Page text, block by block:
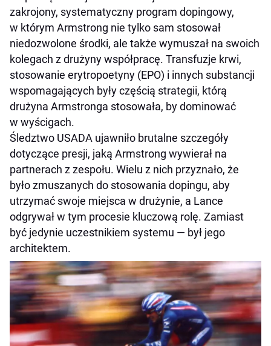
zakrojony, systematyczny program dopingowy,
w którym Armstrong nie tylko sam stosował
niedozwolone środki, ale także wymuszał na swoich
kolegach z drużyny współpracę. Transfuzje krwi,
stosowanie erytropoetyny (EPO) i innych substancji
wspomagających były częścią strategii, którą
drużyna Armstronga stosowała, by dominować
w wyścigach.
Śledztwo USADA ujawniło brutalne szczegóły
dotyczące presji, jaką Armstrong wywierał na
partnerach z zespołu. Wielu z nich przyznało, że
było zmuszanych do stosowania dopingu, aby
utrzymać swoje miejsca w drużynie, a Lance
odgrywał w tym procesie kluczową rolę. Zamiast
być jedynie uczestnikiem systemu — był jego
architektem.